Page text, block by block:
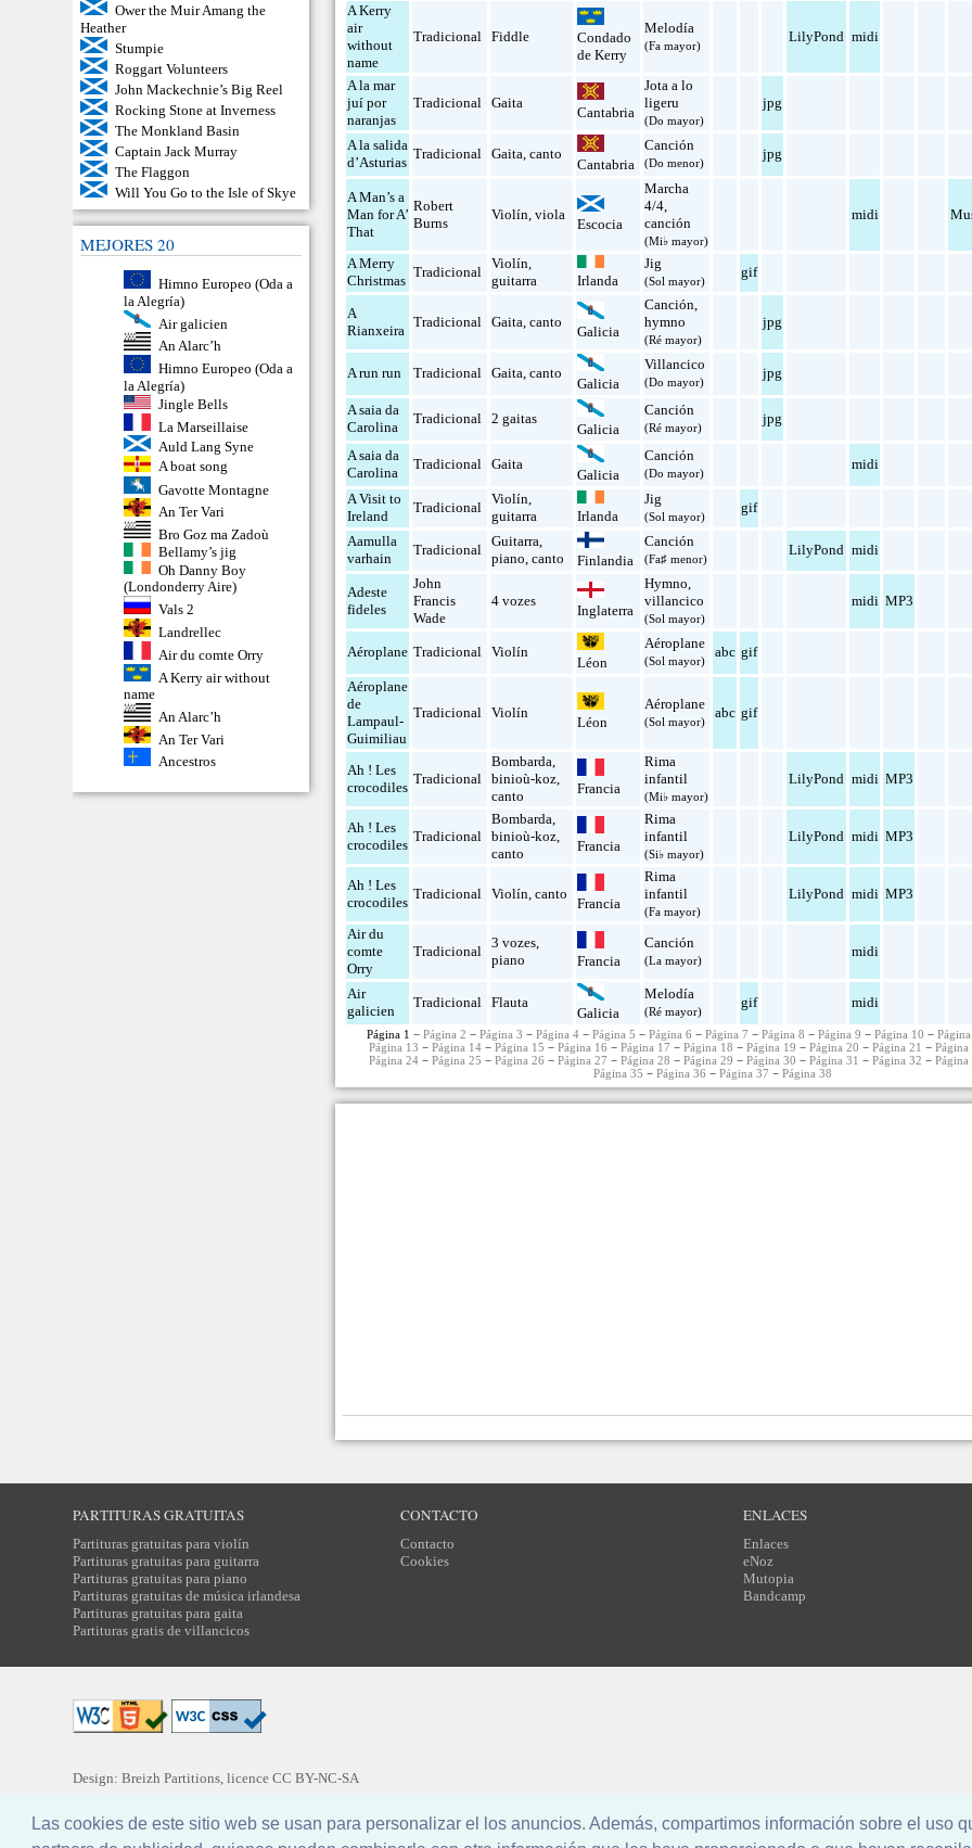
Las cookies de este sitio web se usan para personalizar el los anuncios. Además, compartimos información sobre el uso
Ower the Muir Amang the
Heather
Stumpie
Roggart Volunteers
John Mackechnie’s Big Reel
Rocking Stone at Inverness
The Monkland Basin
Captain Jack Murray
The Flaggon
Will You Go to the Isle of Skye
MEJORES 20
Himno Europeo (Oda a
la Alegría)
Air galicien
An Alarc’h
Himno Europeo (Oda a
la Alegría)
Jingle Bells
La Marseillaise
Auld Lang Syne
A boat song
Gavotte Montagne
An Ter Vari
Bro Goz ma Zadoù
Bellamy’s jig
Oh Danny Boy
(Londonderry Aire)
Vals 2
Landrellec
Air du comte Orry
A Kerry air without
name
An Alarc’h
An Ter Vari
Ancestros
A Kerry
air
without
name
Tradicional Fiddle
Condado
de Kerry
Melodía
(Fa mayor)
LilyPond midi
A la mar
juí por
naranjas
Tradicional Gaita
Cantabria
Jota a lo
ligeru
(Do mayor)
jpg
A la salida
d’Asturias
Tradicional Gaita ,canto
Cantabria
Canción
(Do menor)
jpg
A Man’s a
Man for A’
That
Robert
Burns
Violín ,viola
Escocia
Marcha
4/4
canción
(Mi♭ mayor)
midi
A Merry
Christmas
Tradicional
Violín
guitarra
Irlanda
Jig
(Sol mayor)
gif
A
Rianxeira
Tradicional Gaita ,canto
Galicia
Canción
hymno
(Ré mayor)
jpg
A run run Tradicional Gaita ,canto
Galicia
Villancico
(Do mayor)
jpg
A saia da
Carolina
Tradicional 2 gaitas
Galicia
Canción
(Ré mayor)
jpg
A saia da
Carolina
Tradicional Gaita
Galicia
Canción
(Do mayor)
midi
A Visit to
Ireland
Tradicional
Violín
guitarra
Irlanda
Jig
(Sol mayor)
gif
Aamulla
varhain
Tradicional
Guitarra
piano ,canto Finlandia
Canción
(Fa♯ menor)
LilyPond midi
Adeste
fideles
John
Francis
Wade
4 vozes
Inglaterra
Hymno
villancico
(Sol mayor)
midi MP3
Aéroplane Tradicional Violín
Léon
Aéroplane
(Sol mayor)
abc gif
Aéroplane
de
Lampaul-
Guimiliau
Tradicional Violín
Léon
Aéroplane
(Sol mayor)
abc gif
Ah ! Les
crocodiles
Tradicional
Bombarda
binioù-koz
canto
Francia
Rima
infantil
(Mi♭ mayor)
LilyPond midi MP3
Ah ! Les
crocodiles
Tradicional
Bombarda
binioù-koz
canto
Francia
Rima
infantil
(Si♭ mayor)
LilyPond midi MP3
Ah ! Les
crocodiles
Tradicional Violín ,canto
Francia
Rima
infantil
(Fa mayor)
LilyPond midi MP3
Air du
comte
Orry
Tradicional
3 vozes
piano
Francia
Canción
(La mayor)
midi
Air
galicien
Tradicional Flauta
Galicia
Melodía
(Ré mayor)
gif midi
Página 1 − Página 2 − Página 3 − Página 4− Página 5 − Página 6 − Página 7 − Página 8 − Página 9 − Página 10 −
Página 13 − Página 14− Página 15 − Página 16 − Página 17 − Página 18 − Página 19 − Página 20 − Página 21 − Página
Página 24− Página 25 − Página 26 − Página 27 − Página 28 − Página 29 − Página 30 − Página 31 − Página 32 − Página
Página 35 −Página 36 −Página 37 −Página 38
PARTITURAS GRATUITAS
Partituras gratuitas para violín
Partituras gratuitas para guitarra
Partituras gratuitas para piano
Partituras gratuitas de música irlandesa
Partituras gratuitas para gaita
Partituras gratis de villancicos
CONTACTO
Contacto
Cookies
ENLACES
Enlaces
eNoz
Mutopia
Bandcamp
Design: Breizh Partitions, licenceCC BY-NC-SA